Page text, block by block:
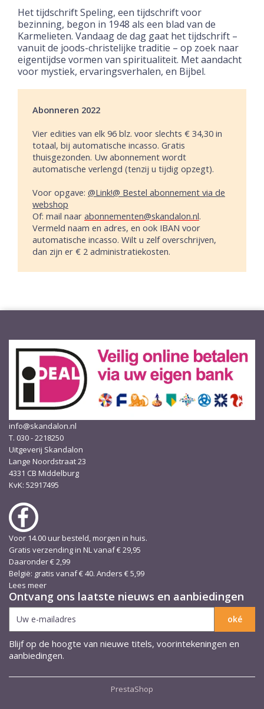
Het tijdschrift Speling, een tijdschrift voor
bezinning, begon in 1948 als een blad van de
Karmelieten. Vandaag de dag gaat het tijdschrift –
vanuit de joods-christelijke traditie – op zoek naar
eigentijdse vormen van spiritualiteit. Met aandacht
voor mystiek, ervaringsverhalen, en Bijbel.
Abonneren 2022
Vier edities van elk 96 blz. voor slechts € 34,30 in
totaal, bij automatische incasso. Gratis
thuisgezonden. Uw abonnement wordt
automatische verlengd (tenzij u tijdig opzegt).
Voor opgave: @Link!@ Bestel abonnement via de
webshop
Of: mail naar abonnementen@skandalon.nl.
Vermeld naam en adres, en ook IBAN voor
automatische incasso. Wilt u zelf overschrijven,
dan zijn er € 2 administratiekosten.
info@skandalon.nl
T. 030 - 2218250
Uitgeverij Skandalon
Lange Noordstraat 23
4331 CB Middelburg
KvK: 52917495
Voor 14.00 uur besteld, morgen in huis.
Gratis verzending in NL vanaf € 29,95
Daaronder € 2,99
België: gratis vanaf € 40. Anders € 5,99
Lees meer
Ontvang ons laatste nieuws en aanbiedingen
Blijf op de hoogte van nieuwe titels, voorintekeningen en
aanbiedingen.
PrestaShop